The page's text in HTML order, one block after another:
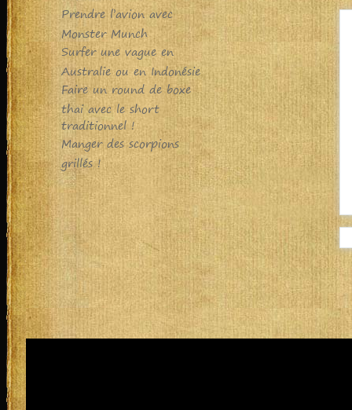
Prendre l’avion avec
Monster Munch
Surfer une vague en
Australie ou en Indonésie
Faire un round de boxe
thai avec le short
traditionnel !
Manger des scorpions
grillés !